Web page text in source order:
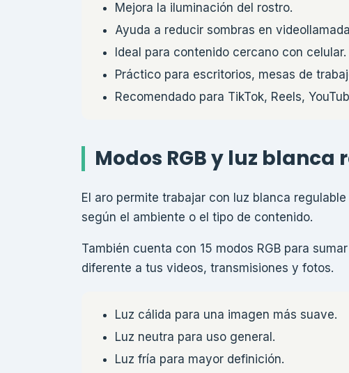
Mejora la iluminación del rostro.
Ayuda a reducir sombras en
Ideal para contenido cercano con celular.
Práctico para escritorios, mesas de
Recomendado para TikTok, Reels,
Modos RGB y luz
El aro permite trabajar con luz blanca
según el ambiente o el tipo de contenido.
También cuenta con 15 modos RGB para
diferente a tus videos, transmisiones y fotos.
Luz cálida para una imagen más suave.
Luz neutra para uso general.
Luz fría para mayor definición.